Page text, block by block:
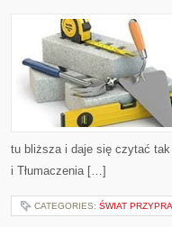
tu bliższa i daje się czytać tak
i Tłumaczenia […]
CATEGORIES: ŚWIAT